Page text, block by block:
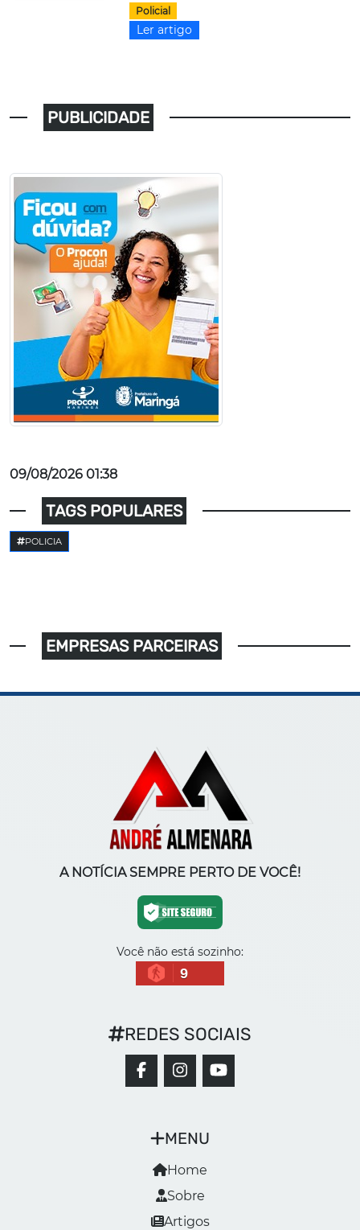
Policial
Ler artigo
PUBLICIDADE
09/08/2026 01:38
TAGS POPULARES
POLICIA
EMPRESAS PARCEIRAS
A NOTÍCIA SEMPRE PERTO DE VOCÊ!
Você não está sozinho:
9
MENU
Home
Sobre
Artigos
REDES SOCIAIS